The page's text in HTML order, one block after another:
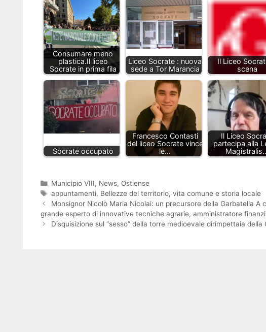
Consumare meno
plastica.Il liceo
Socrate in prima fila
Liceo Socrate : nuova
sede a Tor Marancia
Il Liceo
scena
Socrate occupato
Francesco Contasti
del liceo Socrate vince
le…
Il Liceo
partecipa alla
Categorie
Municipio VIII, News, Ostiense
Tag
appuntamenti, Bellezze del territorio, vita comune e storia locale
Monsignor Nicolò Maria Nicolai: un precursore della Garbatella
grande esperto di innovative tecniche agrarie, amministratore
Disquisizione sul “sesso” della torre medioevale dirimpettaia